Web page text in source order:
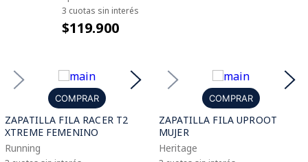
3 cuotas sin interés
$119.900
COMPRAR
ZAPATILLA FILA RACER T2
XTREME FEMENINO
Running
COMPRAR
ZAPATILLA FILA UPROOT
MUJER
Heritage